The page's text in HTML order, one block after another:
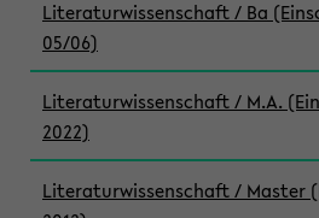
Literaturwissenschaft / Ba
05/06)
Literaturwissenschaft / M.A.
2022)
Literaturwissenschaft / Master